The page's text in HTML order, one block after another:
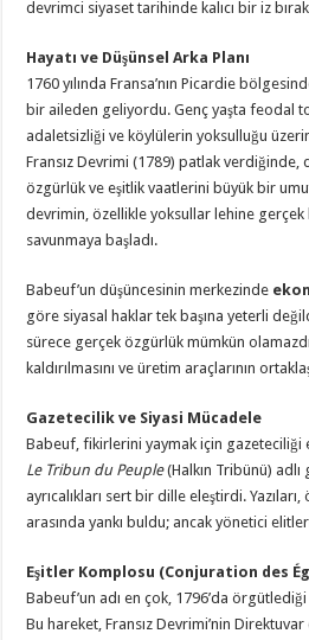
devrimci siyaset tarihinde kalıcı bir iz
Hayatı ve Düşünsel Arka Planı
1760 yılında Fransa’nın Picardie
bir aileden geliyordu. Genç yaşta feodal
adaletsizliği ve köylülerin yoksulluğu
Fransız Devrimi (1789) patlak verdiğinde,
özgürlük ve eşitlik vaatlerini büyük bir
devrimin, özellikle yoksullar lehine gerçek
savunmaya başladı.
Babeuf’un düşüncesinin merkezinde
göre siyasal haklar tek başına yeterli
sürece gerçek özgürlük mümkün
kaldırılmasını ve üretim araçlarının
Gazetecilik ve Siyasi Mücadele
Babeuf, fikirlerini yaymak için gazeteciliği
Le Tribun du Peuple(Halkın Tribünü)
ayrıcalıkları sert bir dille eleştirdi.
arasında yankı buldu; ancak yönetici
Eşitler Komplosu (Conjuration des
Babeuf’un adı en çok, 1796’da örgütlediği
Bu hareket, Fransız Devrimi’nin